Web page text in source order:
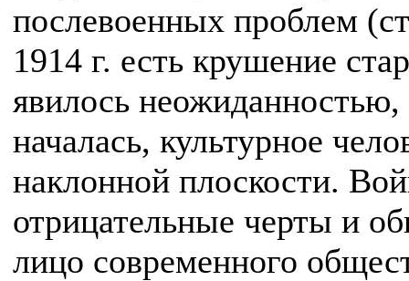
послевоенных проблем
1914 г. есть крушение
явилось
началась, культурное
наклонной плоскости.
отрицательные черты и
лицо современного